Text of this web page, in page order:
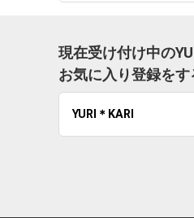
現在受け付け中の
お気に入り登録をす
YURI＊KARI